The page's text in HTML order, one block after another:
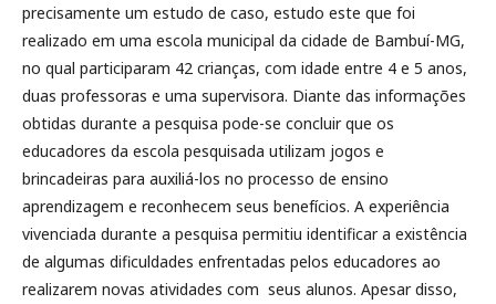
precisamente um estudo de caso, estudo este que foi
realizado em uma escola municipal da cidade de Bambuí-MG,
no qual participaram 42 crianças, com idade entre 4 e 5 anos,
duas professoras e uma supervisora. Diante das informações
obtidas durante a pesquisa pode-se concluir que os
educadores da escola pesquisada utilizam jogos e
brincadeiras para auxiliá-los no processo de ensino
aprendizagem e reconhecem seus benefícios. A experiência
vivenciada durante a pesquisa permitiu identificar a existência
de algumas dificuldades enfrentadas pelos educadores ao
realizarem novas atividades com seus alunos. Apesar disso,